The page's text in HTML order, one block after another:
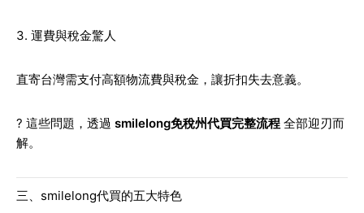
3. 運費與稅金驚人
直寄台灣需支付高額物流費與稅金，讓折扣失去意義。
? 這些問題，透過 smilelong免稅州代買完整流程 全部迎刃而
解。
三、smilelong代買的五大特色